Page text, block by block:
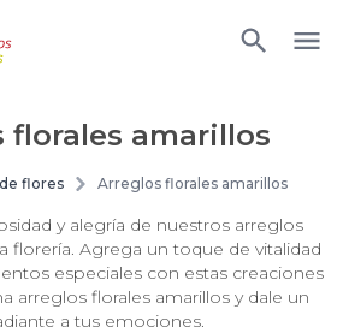
florales amarillos
flores Arreglos florales amarillos
y alegría de nuestros arreglos
florería. Agrega un toque de vitalidad
especiales con estas creaciones
arreglos florales amarillos y dale un
a tus emociones.